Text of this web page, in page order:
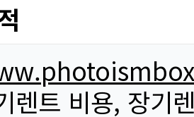
렌트 비용, 장기